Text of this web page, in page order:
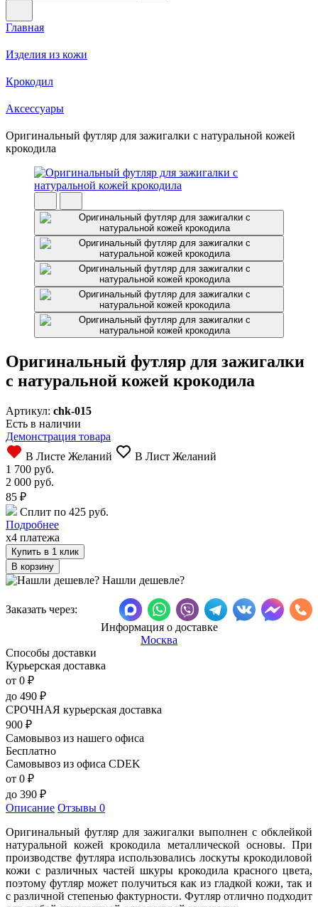
Главная
Изделия из кожи
Крокодил
Аксессуары
Оригинальный футляр для зажигалки с натуральной кожей
крокодила
Оригинальный футляр для зажигалки
с натуральной кожей крокодила
Артикул: chk-015
Есть в наличии
Демонстрация товара
В Листе Желаний
В Лист Желаний
1 700 руб.
2 000 руб.
85 ₽
Сплит по 425 руб.
Подробнее
x4 платежа
Купить в 1 клик
Нашли дешевле?
Заказать через:
Информация о доставке
Москва
Способы доставки
Курьерская доставка
от 0 ₽
до 490 ₽
СРОЧНАЯ курьерская доставка
900 ₽
Самовывоз из нашего офиса
Бесплатно
Самовывоз из офиса CDEK
от 0 ₽
до 390 ₽
Описание Отзывы 0
Оригинальный футляр для зажигалки выполнен с обклейкой
натуральной кожей крокодила металлической основы. При
производстве футляра использовались лоскуты крокодиловой
кожи с различных частей шкуры крокодила красного цвета,
поэтому футляр может получиться как из гладкой кожи, так и
с различной степенью фактурности. Футляр отлично подходит